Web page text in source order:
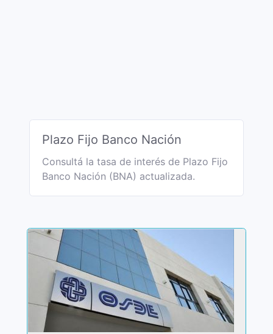
Plazo Fijo Banco Nación
Consultá la tasa de interés de Plazo Fijo
Banco Nación (BNA) actualizada.